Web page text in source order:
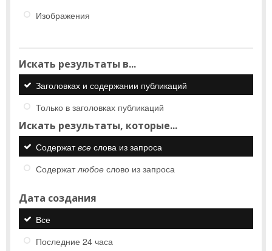
Изображения
Искать результаты в...
Заголовках и содержании публикаций
Только в заголовках публикаций
Искать результаты, которые...
Содержатвсе слова из запроса
Содержатлюбое слово из запроса
Дата создания
Все
Последние 24 часа